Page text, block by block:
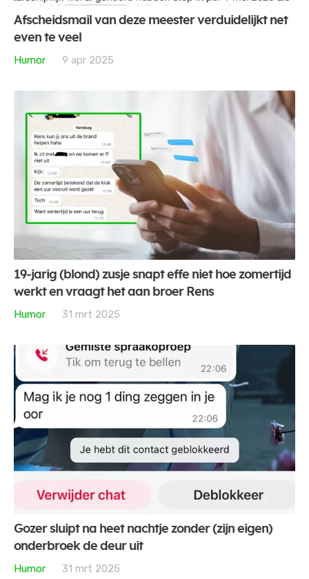
Afscheidsmail van deze meester verduidelijkt net
even te veel
Humor
9 apr 2025
19-jarig (blond) zusje snapt effe niet hoe zomertijd
werkt en vraagt het aan broer Rens
Humor
31 mrt 2025
Gozer sluipt na heet nachtje zonder (zijn eigen)
onderbroek de deur uit
Humor
31 mrt 2025